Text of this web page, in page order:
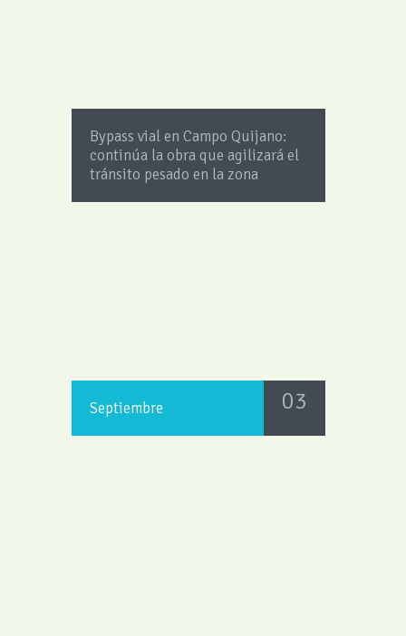
Bypass vial en Campo Quijano:
continúa la obra que agilizará el
tránsito pesado en la zona
Septiembre 03